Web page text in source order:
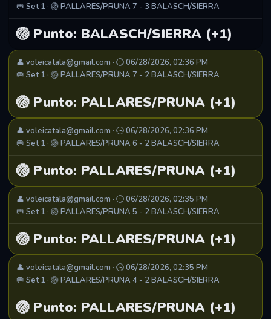
🥅 Set 1 · 🏐 PALLARES/PRUNA 7 - 3 BALASCH/SIERRA
🏐 Punto: BALASCH/SIERRA (+1)
👤 voleicatala@gmail.com · 🕒 06/28/2026, 02:36 PM
🥅 Set 1 · 🏐 PALLARES/PRUNA 7 - 2 BALASCH/SIERRA
🏐 Punto: PALLARES/PRUNA (+1)
👤 voleicatala@gmail.com · 🕒 06/28/2026, 02:36 PM
🥅 Set 1 · 🏐 PALLARES/PRUNA 6 - 2 BALASCH/SIERRA
🏐 Punto: PALLARES/PRUNA (+1)
👤 voleicatala@gmail.com · 🕒 06/28/2026, 02:35 PM
🥅 Set 1 · 🏐 PALLARES/PRUNA 5 - 2 BALASCH/SIERRA
🏐 Punto: PALLARES/PRUNA (+1)
👤 voleicatala@gmail.com · 🕒 06/28/2026, 02:35 PM
🥅 Set 1 · 🏐 PALLARES/PRUNA 4 - 2 BALASCH/SIERRA
🏐 Punto: PALLARES/PRUNA (+1)